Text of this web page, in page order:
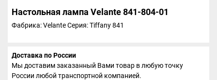
Настольная лампа Velante 841-804-01
Фабрика: VelanteСерия: Tiffany 841
Доставка по России
Мы доставим заказанный Вами товар в любую точку
России любой транспортной компанией.